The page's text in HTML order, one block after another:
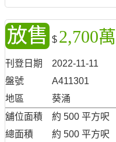
放售 $ 2,700萬
刊登日期
2022-11-11
盤號
A411301
地區
葵涌
舖位面積
約 500 平方呎
總面積
約 500 平方呎